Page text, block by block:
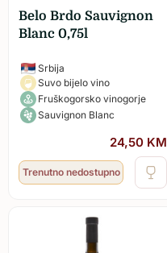
Belo Brdo Sauvignon
Blanc 0,75l
Srbija
Suvo bijelo vino
Fruškogorsko vinogorje
Sauvignon Blanc
24,50 KM
Trenutno nedostupno